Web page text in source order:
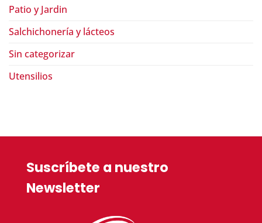
Patio y Jardin
Salchichonería y lácteos
Sin categorizar
Utensilios
Suscríbete a nuestro
Newsletter